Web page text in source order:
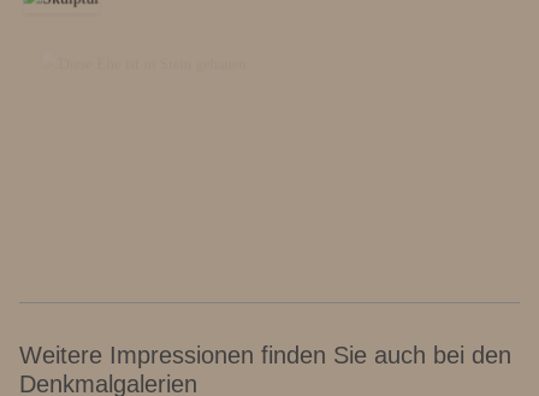
Weitere Impressionen finden Sie auch bei den
Denkmalgalerien